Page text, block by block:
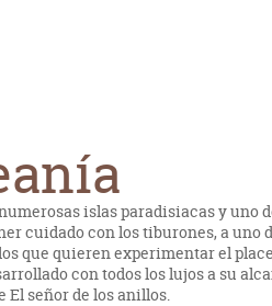
islas paradisiacas y uno
cuidado con los tiburones, a
que quieren experimentar el
con todos los lujos a su
El señor de los anillos.